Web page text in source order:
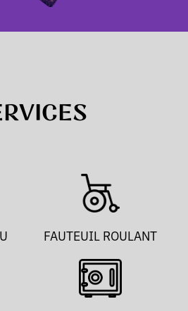
FAUTEUIL ROULANT